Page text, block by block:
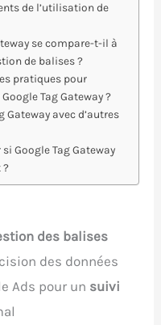
de l’utilisation de
se compare-t-il à
de balises ?
pratiques pour
Tag Gateway ?
Gateway avec d’autres
Google Tag Gateway
?
des balises
des données
Ads pour un suivi